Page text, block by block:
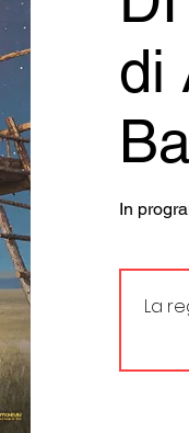
di
In
La